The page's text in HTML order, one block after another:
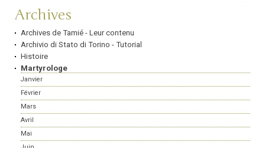
Navigation
Archives
Archives de Tamié - Leur contenu
Archivio di Stato di Torino - Tutorial
Histoire
Martyrologe
Janvier
Février
Mars
Avril
Mai